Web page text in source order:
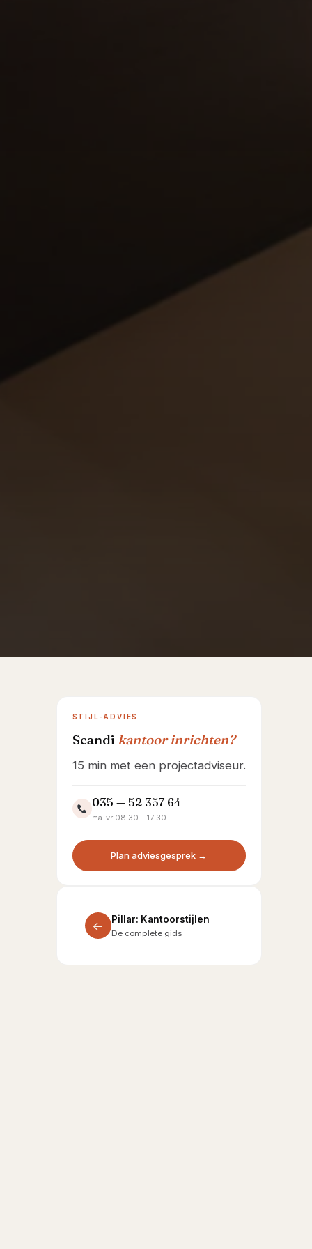
STIJL-ADVIES
Scandi kantoor inrichten?
15 min met een projectadviseur.
035 — 52 357 64
ma-vr 08:30 – 17:30
Plan adviesgesprek →
← Pillar: Kantoorstijlen
De complete gids